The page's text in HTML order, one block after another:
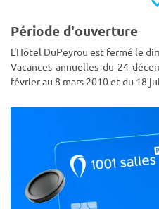
Période d'ouverture
L'Hôtel DuPeyrou est fermé le
Vacances annuelles du 24
février au 8 mars 2010 et du 18